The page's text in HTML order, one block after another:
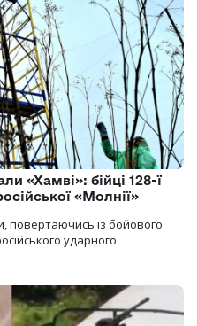
«Хамві»: бійці 128-ї
«Молнії»
повертаючись із бойового
ударного